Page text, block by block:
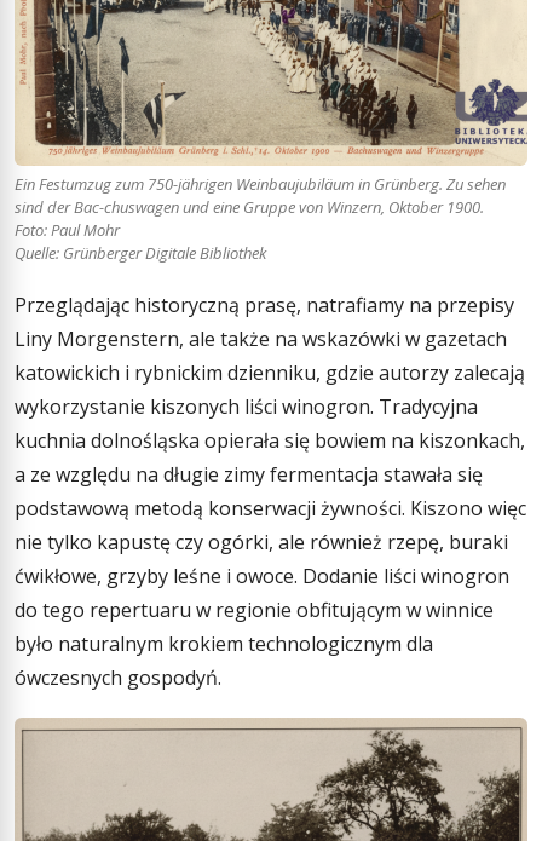
Ein Festumzug zum 750-jährigen Weinbaujubiläum in Grünberg. Zu sehen
sind der Bac-chuswagen und eine Gruppe von Winzern, Oktober 1900.
Foto: Paul Mohr
Quelle: Grünberger Digitale Bibliothek
Przeglądając historyczną prasę, natrafiamy na przepisy
Liny Morgenstern, ale także na wskazówki w gazetach
katowickich i rybnickim dzienniku, gdzie autorzy zalecają
wykorzystanie kiszonych liści winogron. Tradycyjna
kuchnia dolnośląska opierała się bowiem na kiszonkach,
a ze względu na długie zimy fermentacja stawała się
podstawową metodą konserwacji żywności. Kiszono więc
nie tylko kapustę czy ogórki, ale również rzepę, buraki
ćwikłowe, grzyby leśne i owoce. Dodanie liści winogron
do tego repertuaru w regionie obfitującym w winnice
było naturalnym krokiem technologicznym dla
ówczesnych gospodyń.